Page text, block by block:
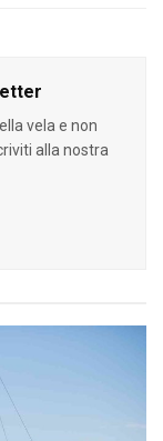
vela e non
alla nostra